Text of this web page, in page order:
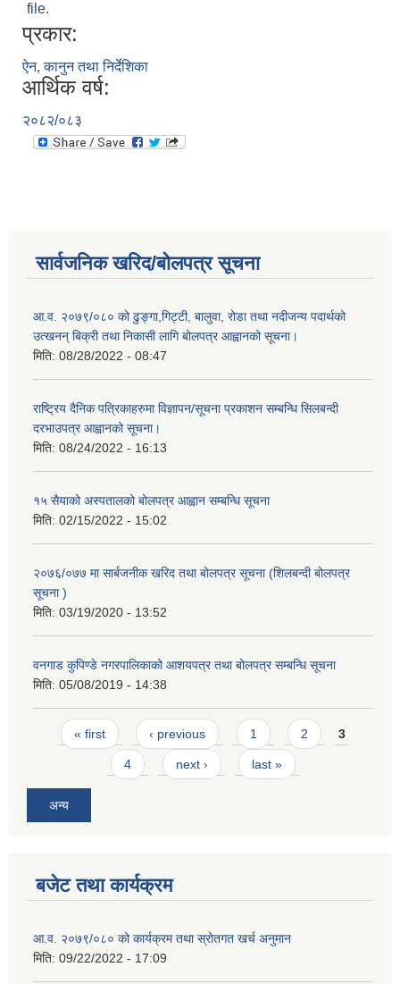
file.
प्रकार:
ऐन, कानुन तथा निर्देशिका
आर्थिक वर्ष:
२०८२/०८३
सार्वजनिक खरिद/बोलपत्र सूचना
आ.व. २०७९/०८० को ढुङ्गा,गिट्टी, बालुवा, रोडा तथा नदीजन्य पदार्थको
उत्खनन् बिक्री तथा निकासी लागि बोलपत्र आह्वानको सूचना।
मिति: 08/28/2022 - 08:47
राष्ट्रिय दैनिक पत्रिकाहरुमा विज्ञापन/सूचना प्रकाशन सम्बन्धि सिलबन्दी
दरभाउपत्र आह्वानको सूचना।
मिति: 08/24/2022 - 16:13
१५ सैयाको अस्पतालको बोलपत्र आह्वान सम्बन्धि सूचना
मिति: 02/15/2022 - 15:02
२०७६/०७७ मा सार्बजनीक खरिद तथा बोलपत्र सूचना (शिलबन्दी बोलपत्र
सूचना )
मिति: 03/19/2020 - 13:52
वनगाड कुपिण्डे नगरपालिकाको आशयपत्र तथा बोलपत्र सम्बन्धि सूचना
मिति: 05/08/2019 - 14:38
Pages
« first ‹ previous 1 2 3
4 next › last »
अन्य
बजेट तथा कार्यक्रम
आ.व. २०७९/०८० को कार्यक्रम तथा स्रोतगत खर्च अनुमान
मिति: 09/22/2022 - 17:09